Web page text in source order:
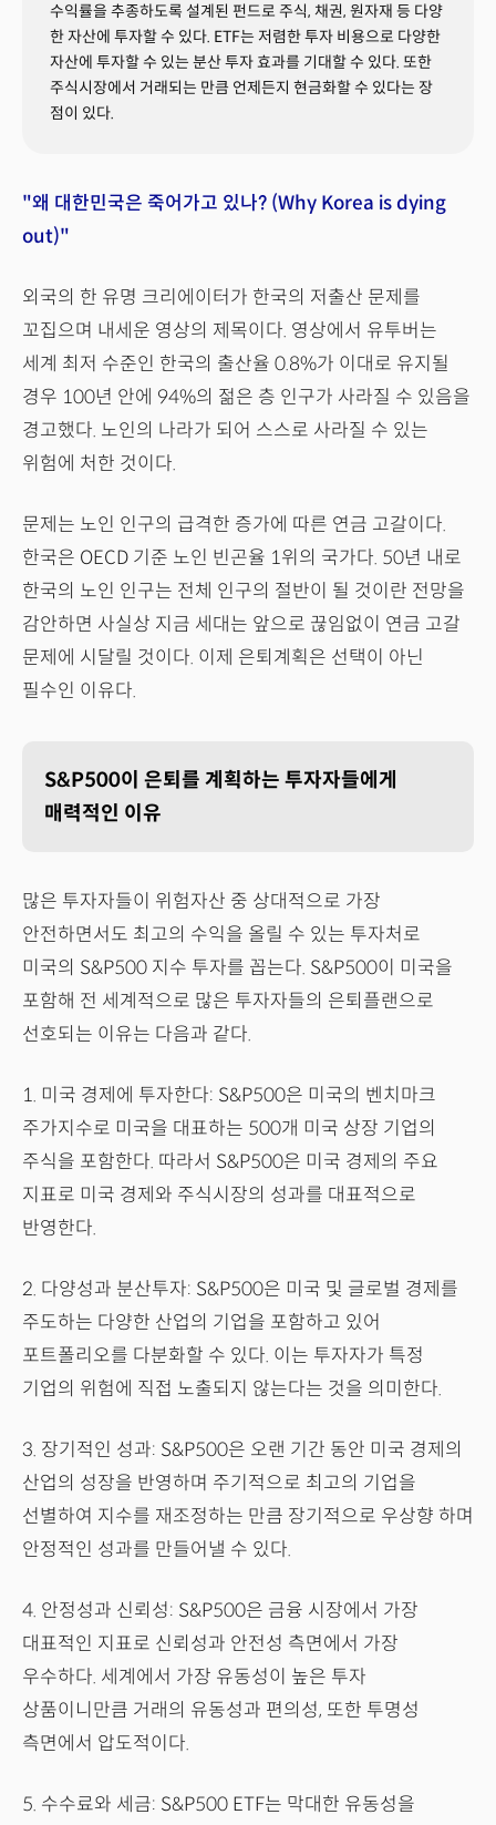
수익률을 추종하도록 설계된 펀드로 주식, 채권, 원자재 등 다양
한 자산에 투자할 수 있다. ETF는 저렴한 투자 비용으로 다양한
자산에 투자할 수 있는 분산 투자 효과를 기대할 수 있다. 또한
주식시장에서 거래되는 만큼 언제든지 현금화할 수 있다는 장
점이 있다.
"왜 대한민국은 죽어가고 있나? (Why Korea is dying
out)"
외국의 한 유명 크리에이터가 한국의 저출산 문제를
꼬집으며 내세운 영상의 제목이다. 영상에서 유투버는
세계 최저 수준인 한국의 출산율 0.8%가 이대로 유지될
경우 100년 안에 94%의 젊은 층 인구가 사라질 수 있음을
경고했다. 노인의 나라가 되어 스스로 사라질 수 있는
위험에 처한 것이다.
문제는 노인 인구의 급격한 증가에 따른 연금 고갈이다.
한국은 OECD 기준 노인 빈곤율 1위의 국가다. 50년 내로
한국의 노인 인구는 전체 인구의 절반이 될 것이란 전망을
감안하면 사실상 지금 세대는 앞으로 끊임없이 연금 고갈
문제에 시달릴 것이다. 이제 은퇴계획은 선택이 아닌
필수인 이유다.
S&P500이 은퇴를 계획하는 투자자들에게
매력적인 이유
많은 투자자들이 위험자산 중 상대적으로 가장
안전하면서도 최고의 수익을 올릴 수 있는 투자처로
미국의 S&P500 지수 투자를 꼽는다. S&P500이 미국을
포함해 전 세계적으로 많은 투자자들의 은퇴플랜으로
선호되는 이유는 다음과 같다.
1. 미국 경제에 투자한다: S&P500은 미국의 벤치마크
주가지수로 미국을 대표하는 500개 미국 상장 기업의
주식을 포함한다. 따라서 S&P500은 미국 경제의 주요
지표로 미국 경제와 주식시장의 성과를 대표적으로
반영한다.
2. 다양성과 분산투자: S&P500은 미국 및 글로벌 경제를
주도하는 다양한 산업의 기업을 포함하고 있어
포트폴리오를 다분화할 수 있다. 이는 투자자가 특정
기업의 위험에 직접 노출되지 않는다는 것을 의미한다.
3. 장기적인 성과: S&P500은 오랜 기간 동안 미국 경제의
산업의 성장을 반영하며 주기적으로 최고의 기업을
선별하여 지수를 재조정하는 만큼 장기적으로 우상향 하며
안정적인 성과를 만들어낼 수 있다.
4. 안정성과 신뢰성: S&P500은 금융 시장에서 가장
대표적인 지표로 신뢰성과 안전성 측면에서 가장
우수하다. 세계에서 가장 유동성이 높은 투자
상품이니만큼 거래의 유동성과 편의성, 또한 투명성
측면에서 압도적이다.
5. 수수료와 세금: S&P500 ETF는 막대한 유동성을